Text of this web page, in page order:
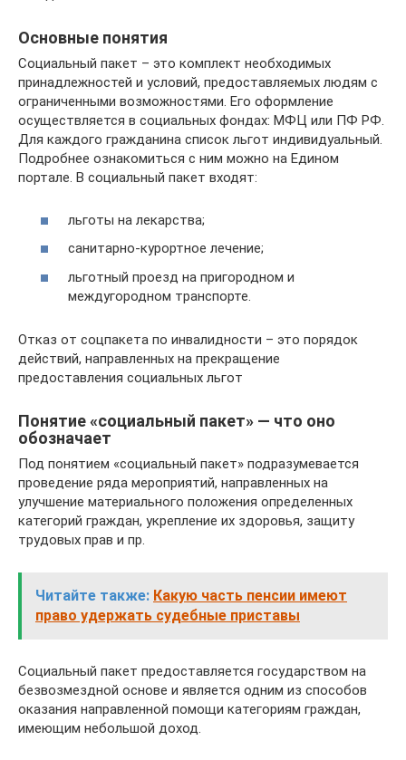
Основные понятия
Социальный пакет – это комплект необходимых
принадлежностей и условий, предоставляемых людям с
ограниченными возможностями. Его оформление
осуществляется в социальных фондах: МФЦ или ПФ РФ.
Для каждого гражданина список льгот индивидуальный.
Подробнее ознакомиться с ним можно на Едином
портале. В социальный пакет входят:
льготы на лекарства;
санитарно-курортное лечение;
льготный проезд на пригородном и
междугородном транспорте.
Отказ от соцпакета по инвалидности – это порядок
действий, направленных на прекращение
предоставления социальных льгот
Понятие «социальный пакет» — что оно
обозначает
Под понятием «социальный пакет» подразумевается
проведение ряда мероприятий, направленных на
улучшение материального положения определенных
категорий граждан, укрепление их здоровья, защиту
трудовых прав и пр.
Читайте также: Какую часть пенсии имеют
право удержать судебные приставы
Социальный пакет предоставляется государством на
безвозмездной основе и является одним из способов
оказания направленной помощи категориям граждан,
имеющим небольшой доход.